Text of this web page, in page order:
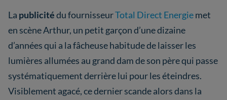
La publicitédu fournisseurTotal Direct Energiemet
en scène Arthur, un petit garçon d’une dizaine
d’années qui a la fâcheuse habitude de laisser les
lumières allumées au grand dam de son père qui passe
systématiquement derrière lui pour les éteindres.
Visiblement agacé, ce dernier scande alors dans la